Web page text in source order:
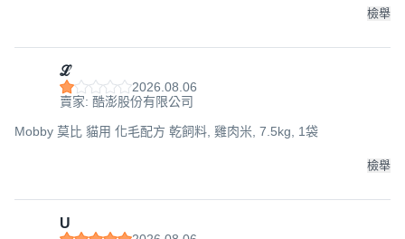
檢舉
ℒ
2026.08.06
賣家: 酷澎股份有限公司
Mobby 莫比 貓用 化毛配方 乾飼料, 雞肉米, 7.5kg, 1袋
檢舉
U